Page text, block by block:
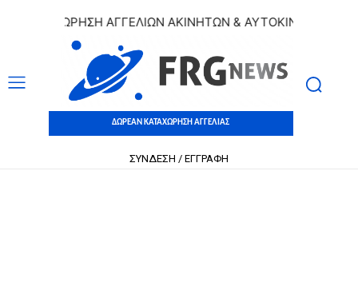
ΑΓΓΕΛΙΩΝ ΑΚΙΝΗΤΩΝ & ΑΥΤΟΚΙΝΗΤΩΝ |
ΔΩΡΕΑΝ ΚΑΤΑΧΩΡΗΣΗ ΑΓΓΕΛΙΑΣ
ΣΥΝΔΕΣΗ / ΕΓΓΡΑΦΗ